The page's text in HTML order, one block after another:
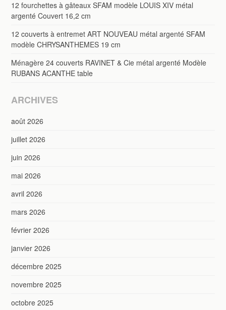
12 fourchettes à gâteaux SFAM modèle LOUIS XIV métal
argenté Couvert 16,2 cm
12 couverts à entremet ART NOUVEAU métal argenté SFAM
modèle CHRYSANTHEMES 19 cm
Ménagère 24 couverts RAVINET & Cie métal argenté Modèle
RUBANS ACANTHE table
ARCHIVES
août 2026
juillet 2026
juin 2026
mai 2026
avril 2026
mars 2026
février 2026
janvier 2026
décembre 2025
novembre 2025
octobre 2025